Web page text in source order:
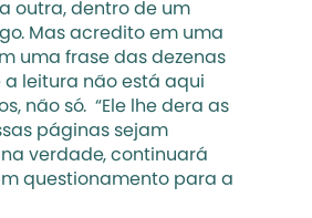
outra, dentro de um
Mas acredito em uma
uma frase das dezenas
leitura não está aqui
não só.  “Ele lhe dera as
páginas sejam
verdade, continuará
questionamento para a